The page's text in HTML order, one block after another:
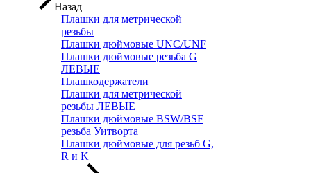
Назад
Плашки для метрической
резьбы
Плашки дюймовые UNC/UNF
Плашки дюймовые резьба G
ЛЕВЫЕ
Плашкодержатели
Плашки для метрической
резьбы ЛЕВЫЕ
Плашки дюймовые BSW/BSF
резьба Уитворта
Плашки дюймовые для резьб G,
R и K